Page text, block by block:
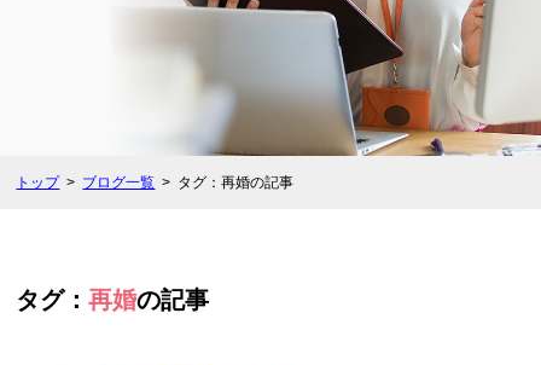
トップ ブログ一覧 タグ：再婚の記事
タグ：再婚の記事